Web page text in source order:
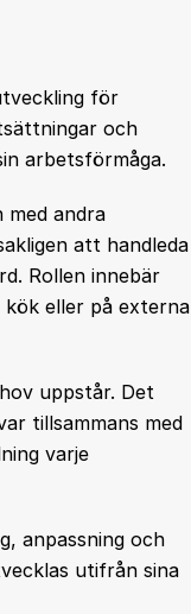
för
och
arbetsförmåga.
med andra
att handleda
Rollen innebär
eller på externa
uppstår. Det
tillsammans med
varje
anpassning och
utifrån sina